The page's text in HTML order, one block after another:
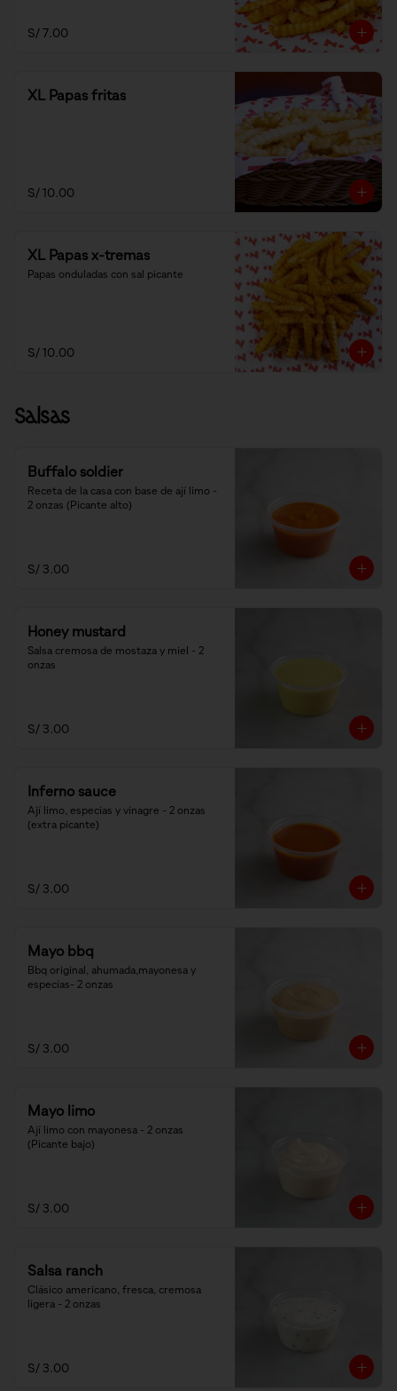
S/ 7.00
XL Papas fritas
S/ 10.00
XL Papas x-tremas
Papas onduladas con sal picante
S/ 10.00
Salsas
Buffalo soldier
Receta de la casa con base de ají limo -
2 onzas (Picante alto)
S/ 3.00
Honey mustard
Salsa cremosa de mostaza y miel - 2
onzas
S/ 3.00
Inferno sauce
Ají limo, especias y vinagre - 2 onzas
(extra picante)
S/ 3.00
Mayo bbq
Bbq original, ahumada,mayonesa y
especias- 2 onzas
S/ 3.00
Mayo limo
Ají limo con mayonesa - 2 onzas
(Picante bajo)
S/ 3.00
Salsa ranch
Clásico americano, fresca, cremosa
ligera - 2 onzas
S/ 3.00